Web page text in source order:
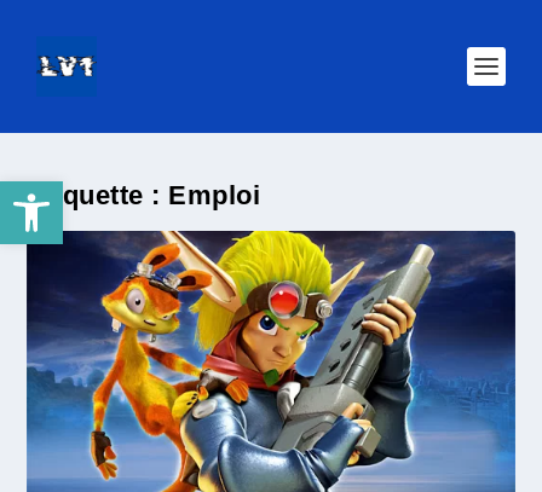
Ouvrir la barre d’outilsÉtiquette : Emploi